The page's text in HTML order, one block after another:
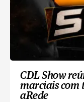
CDL Show
marciais com
aRede